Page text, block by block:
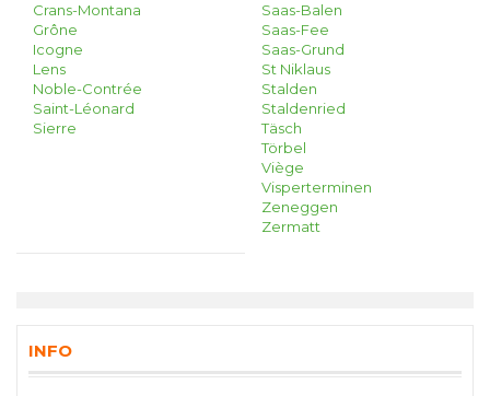
Crans-Montana
Grône
Icogne
Lens
Noble-Contrée
Saint-Léonard
Sierre
Saas-Balen
Saas-Fee
Saas-Grund
St Niklaus
Stalden
Staldenried
Täsch
Törbel
Viège
Visperterminen
Zeneggen
Zermatt
INFO